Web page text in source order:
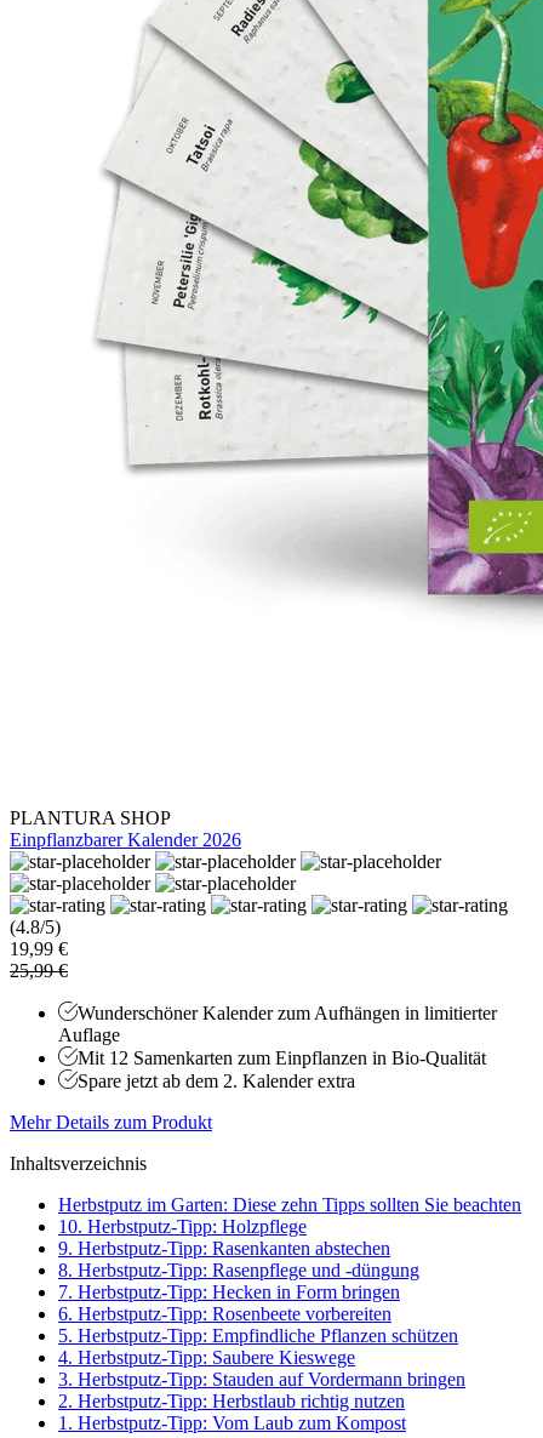
PLANTURA SHOP
Einpflanzbarer Kalender 2026
(4.8/5)
19,99 €
25,99 €
Wunderschöner Kalender zum Aufhängen in limitierter
Auflage
Mit 12 Samenkarten zum Einpflanzen in Bio-Qualität
Spare jetzt ab dem 2. Kalender extra
Mehr Details zum Produkt
Inhaltsverzeichnis
Herbstputz im Garten: Diese zehn Tipps sollten Sie beachten
10. Herbstputz-Tipp: Holzpflege
9. Herbstputz-Tipp: Rasenkanten abstechen
8. Herbstputz-Tipp: Rasenpflege und -düngung
7. Herbstputz-Tipp: Hecken in Form bringen
6. Herbstputz-Tipp: Rosenbeete vorbereiten
5. Herbstputz-Tipp: Empfindliche Pflanzen schützen
4. Herbstputz-Tipp: Saubere Kieswege
3. Herbstputz-Tipp: Stauden auf Vordermann bringen
2. Herbstputz-Tipp: Herbstlaub richtig nutzen
1. Herbstputz-Tipp: Vom Laub zum Kompost